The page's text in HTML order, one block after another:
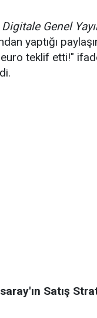
Genel
yaptığı
teklif etti!"
Satış